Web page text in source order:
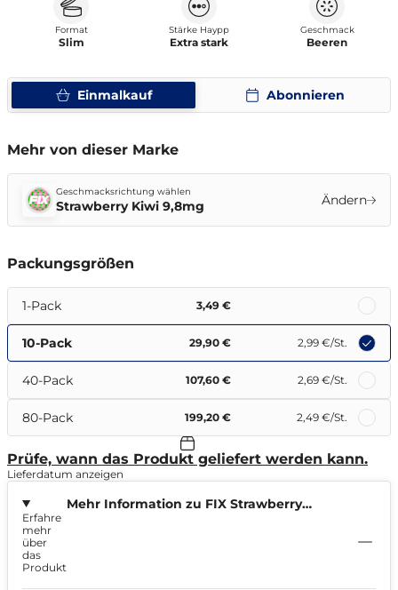
Einmalkauf Abonnieren
Format
Slim
Stärke Haypp
Extra stark
Geschmack
Beeren
Mehr von dieser Marke
Geschmacksrichtung wählen
Strawberry Kiwi 9,8mg Ändern
Packungsgrößen
1-Pack 3,49 €
10-Pack 29,90 € 2,99 €/St.
40-Pack 107,60 € 2,69 €/St.
80-Pack 199,20 € 2,49 €/St.
Prüfe, wann das Produkt geliefert werden kann.
Lieferdatum anzeigen
Mehr Information zu FIX Strawberry
Erfahre
mehr
über
das
Produkt